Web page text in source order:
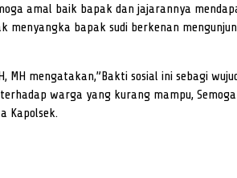
amal baik bapak dan jajarannya
menyangka bapak sudi berkenan
MH mengatakan,”Bakti sosial ini sebagi
warga yang kurang mampu,
Kapolsek.